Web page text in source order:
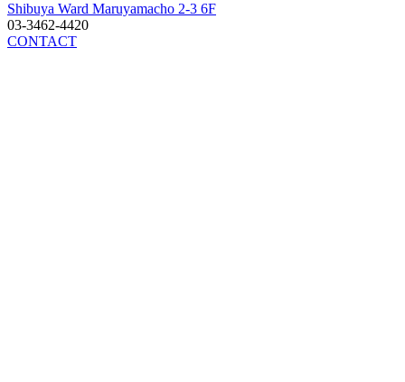
Shibuya Ward Maruyamacho 2-3 6F
03-3462-4420
CONTACT